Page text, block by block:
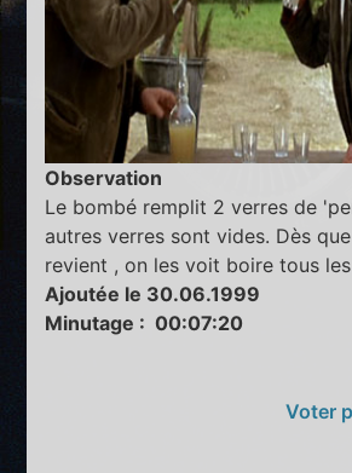
Observation
Le bombé remplit 2 verres de
autres verres sont vides. Dès
revient , on les voit boire tous
Ajoutée le 30.06.1999
Minutage : 00:07:20
Voter